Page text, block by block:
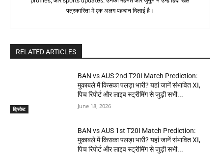
पत्रकारिता में एक अलग पहचान दिलाई है।
RELATED ARTICLES
क्रिकेट
BAN vs AUS 2nd T20I Match Prediction:
मुकाबले में किसका पलड़ा भारी? यहां जानें संभावित XI,
पिच रिपोर्ट और लाइव स्ट्रीमिंग से जुड़ी सभी...
June 18, 2026
BAN vs AUS 1st T20I Match Prediction:
मुकाबले में किसका पलड़ा भारी? यहां जानें संभावित XI,
पिच रिपोर्ट और लाइव स्ट्रीमिंग से जुड़ी सभी...